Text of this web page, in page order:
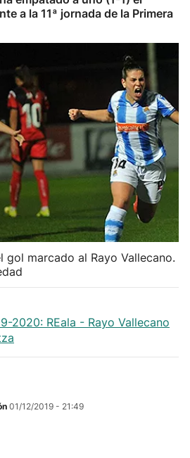
a la 11ª jornada de la Primera
gol marcado al Rayo Vallecano.
2020: REala - Rayo Vallecano
01/12/2019 - 21:49